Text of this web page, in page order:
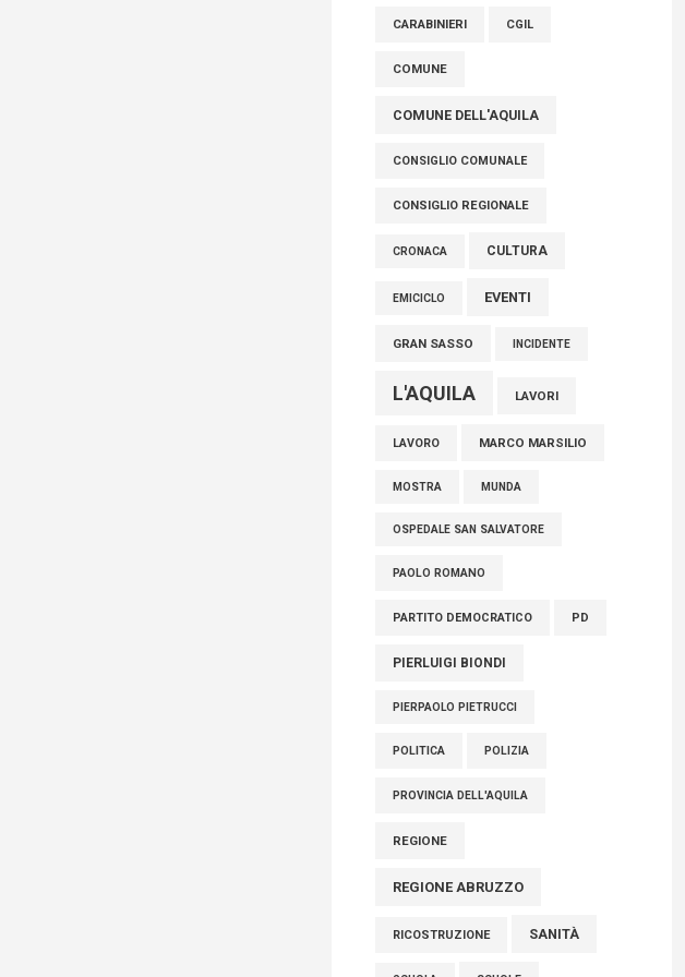
tra cui molti abruzzesi"
06 Agosto 2026
CARABINIERI CGIL
COMUNE
COMUNE DELL'AQUILA
CONSIGLIO COMUNALE
CONSIGLIO REGIONALE
CRONACA CULTURA
EMICICLO EVENTI
GRAN SASSO INCIDENTE
L'AQUILA LAVORI
LAVORO MARCO MARSILIO
MOSTRA MUNDA
OSPEDALE SAN SALVATORE
PAOLO ROMANO
PARTITO DEMOCRATICO PD
PIERLUIGI BIONDI
PIERPAOLO PIETRUCCI
POLITICA POLIZIA
PROVINCIA DELL'AQUILA
REGIONE
REGIONE ABRUZZO
RICOSTRUZIONE SANITÀ